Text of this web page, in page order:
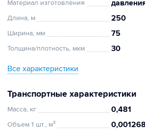
Материал изготовления
Длина, м 250
Ширина, мм 75
Толщина/плотность, мкм 30
Все характеристики
Транспортные характеристики
Масса, кг 0,481
Объем 1 шт., м³ 0,001268